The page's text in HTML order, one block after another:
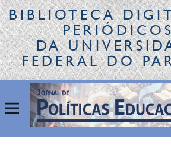
BIBLIOTECA
DA
FEDERAL DO